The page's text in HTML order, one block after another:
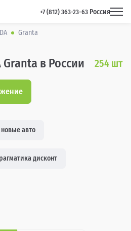
+7 (812) 363-23-63 Россия
Granta
в России 254 шт
авто
дисконт